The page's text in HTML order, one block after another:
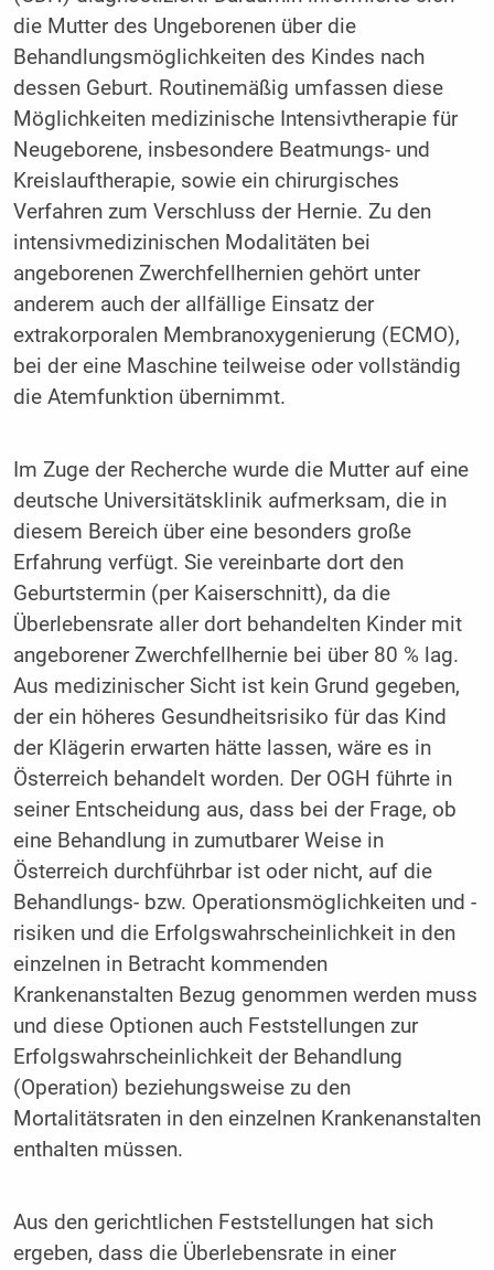
die Mutter des Ungeborenen über die
Behandlungsmöglichkeiten des Kindes nach
dessen Geburt. Routinemäßig umfassen diese
Möglichkeiten medizinische Intensivtherapie für
Neugeborene, insbesondere Beatmungs- und
Kreislauftherapie, sowie ein chirurgisches
Verfahren zum Verschluss der Hernie. Zu den
intensivmedizinischen Modalitäten bei
angeborenen Zwerchfellhernien gehört unter
anderem auch der allfällige Einsatz der
extrakorporalen Membranoxygenierung (ECMO),
bei der eine Maschine teilweise oder vollständig
die Atemfunktion übernimmt.
Im Zuge der Recherche wurde die Mutter auf eine
deutsche Universitätsklinik aufmerksam, die in
diesem Bereich über eine besonders große
Erfahrung verfügt. Sie vereinbarte dort den
Geburtstermin (per Kaiserschnitt), da die
Überlebensrate aller dort behandelten Kinder mit
angeborener Zwerchfellhernie bei über 80 % lag.
Aus medizinischer Sicht ist kein Grund gegeben,
der ein höheres Gesundheitsrisiko für das Kind
der Klägerin erwarten hätte lassen, wäre es in
Österreich behandelt worden. Der OGH führte in
seiner Entscheidung aus, dass bei der Frage, ob
eine Behandlung in zumutbarer Weise in
Österreich durchführbar ist oder nicht, auf die
Behandlungs- bzw. Operationsmöglichkeiten und -
risiken und die Erfolgswahrscheinlichkeit in den
einzelnen in Betracht kommenden
Krankenanstalten Bezug genommen werden muss
und diese Optionen auch Feststellungen zur
Erfolgswahrscheinlichkeit der Behandlung
(Operation) beziehungsweise zu den
Mortalitätsraten in den einzelnen Krankenanstalten
enthalten müssen.
Aus den gerichtlichen Feststellungen hat sich
ergeben, dass die Überlebensrate in einer